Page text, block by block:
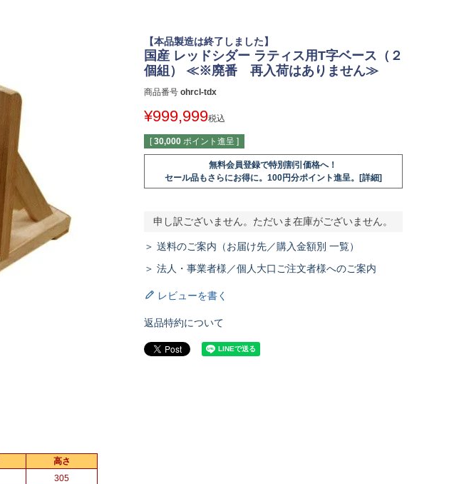
【本品製造は終了しました】
国産 レッドシダー ラティス用T字ベース（２
個組） ≪※廃番 再入荷はありません≫
商品番号 ohrcl-tdx
¥999,999税込
[ 30,000 ポイント進呈 ]
無料会員登録で特別割引価格へ！
セール品もさらにお得に。100円分ポイント進呈。[詳細]
申し訳ございません。ただいま在庫がございません。
＞ 送料のご案内（お届け先／購入金額別 一覧）
＞ 法人・事業者様／個人大口ご注文者様へのご案内
レビューを書く
返品特約について
高さ
305